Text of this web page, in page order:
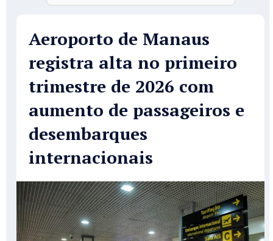
Aeroporto de Manaus
registra alta no primeiro
trimestre de 2026 com
aumento de passageiros e
desembarques
internacionais